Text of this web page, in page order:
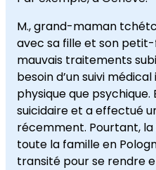
M., grand-maman
avec sa fille et son
mauvais traitements
besoin d’un suivi
physique que
suicidaire et a effectué
récemment. Pourtant, la
toute la famille en
transité pour se rendre